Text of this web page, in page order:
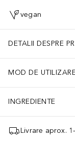
vegan
DETALII DESPRE
MOD DE
INGREDIENTE
Livrare aprox.